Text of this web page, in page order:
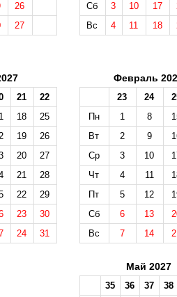
26
27
Сб
3 10 17
Вс
4 11 18
21
22
18
25
19
26
20
27
21
28
22
29
23
30
24 31
Февраль
23 24
Пн
1 8
Вт
2 9
Ср
3 10
Чт
4 11
Пт
5 12
Сб
6 13
Вс
7 14
Май 2027
35 36 37
38